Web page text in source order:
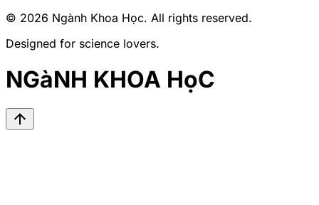
© 2026 Ngành Khoa Học. All rights reserved.
Designed for science lovers.
NGàNH KHOA HọC
arrow_upward